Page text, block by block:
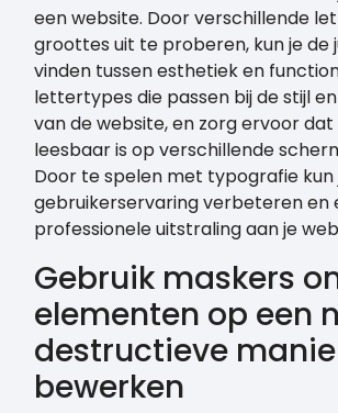
een website. Door verschillende
groottes uit te proberen, kun je de
vinden tussen esthetiek en
lettertypes die passen bij de stijl
van de website, en zorg ervoor
leesbaar is op verschillende
Door te spelen met typografie kun
gebruikerservaring verbeteren en
professionele uitstraling aan je
Gebruik maskers
elementen op een
destructieve
bewerken